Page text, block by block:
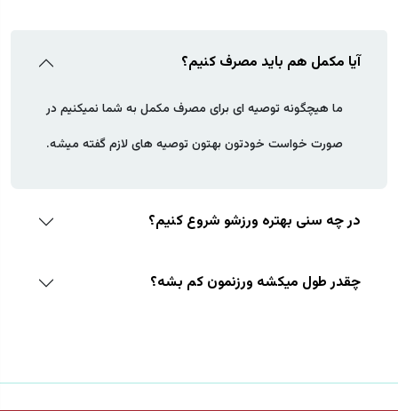
آیا مکمل هم باید مصرف کنیم؟
ما هیچگونه توصیه ای برای مصرف مکمل به شما نمیکنیم در
صورت خواست خودتون بهتون توصیه های لازم گفته میشه.
در چه سنی بهتره ورزشو شروع کنیم؟
چقدر طول میکشه ورزنمون کم بشه؟